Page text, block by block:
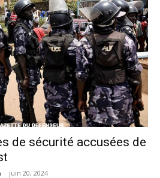
de sécurité accusées de
- juin 20, 2024